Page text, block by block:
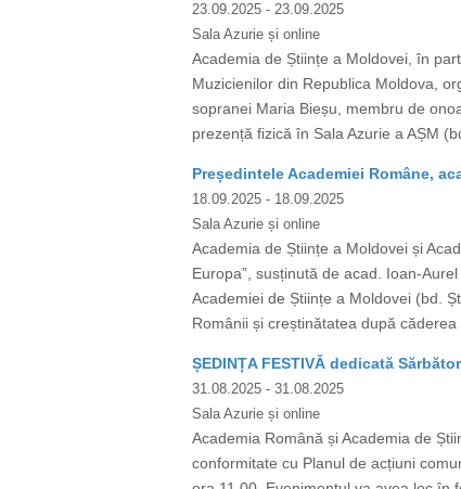
23.09.2025 - 23.09.2025
Sala Azurie și online
Academia de Științe a Moldovei, în
Muzicienilor din Republica Moldova,
sopranei Maria Bieșu, membru de
prezență fizică în Sala Azurie a AȘM
Președintele Academiei Române,
18.09.2025 - 18.09.2025
Sala Azurie și online
Academia de Științe a Moldovei și
Europa”, susținută de acad. Ioan-
Academiei de Științe a Moldovei (bd.
Românii și creștinătatea după
ȘEDINȚA FESTIVĂ dedicată
31.08.2025 - 31.08.2025
Sala Azurie și online
Academia Română și Academia de
conformitate cu Planul de acțiuni